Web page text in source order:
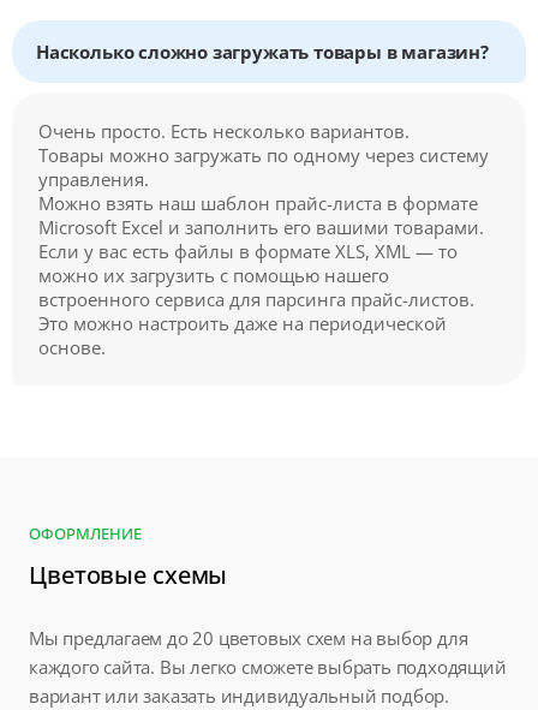
Насколько сложно загружать товары в магазин?
Очень просто. Есть несколько вариантов.
Товары можно загружать по одному через систему
управления.
Можно взять наш шаблон прайс-листа в формате
Microsoft Excel и заполнить его вашими товарами.
Если у вас есть файлы в формате XLS, XML — то
можно их загрузить с помощью нашего
встроенного сервиса для парсинга прайс-листов.
Это можно настроить даже на периодической
основе.
ОФОРМЛЕНИЕ
Цветовые схемы
Мы предлагаем до 20 цветовых схем на выбор для
каждого сайта. Вы легко сможете выбрать подходящий
вариант или заказать индивидуальный подбор.